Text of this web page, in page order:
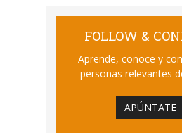
FOLLOW &
Aprende, conoce y
personas relevantes
APÚNTATE